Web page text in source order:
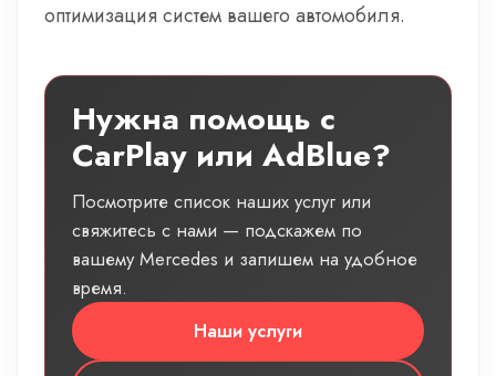
оптимизация систем вашего автомобиля.
Нужна помощь с
CarPlay или AdBlue?
Посмотрите список наших услуг или
свяжитесь с нами — подскажем по
вашему Mercedes и запишем на удобное
время.
Наши услуги